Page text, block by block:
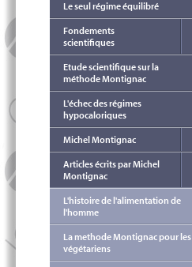
Le seul régime équilibré
Fondements
scientifiques
Etude scientifique sur la
méthode Montignac
L'échec des régimes
hypocaloriques
Michel Montignac
Articles écrits par Michel
Montignac
L'histoire de l'alimentation de
l'homme
La methode Montignac pour les
végétariens